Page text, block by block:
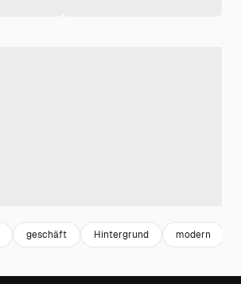
geschäft Hintergrund modern